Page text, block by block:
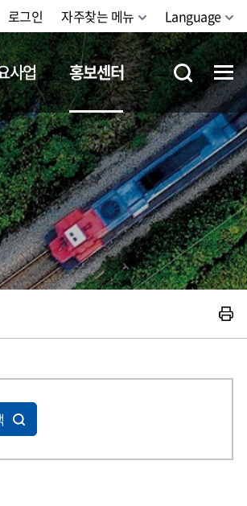
로그인 자주찾는 메뉴 Language
사업 홍보센터
철도체험